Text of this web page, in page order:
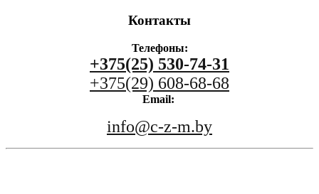
Контакты
Телефоны:
+375(25) 530-74-31
+375(29) 608-68-68
Email:
info@c-z-m.by